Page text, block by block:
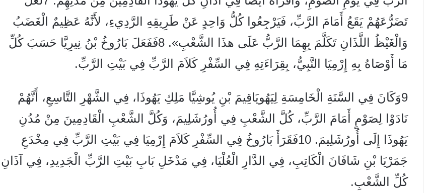
تَضَرُّعَهُمْ يَقَعُ أَمَامَ الرَّبِّ، فَيَرْجِعُوا كُلُّ وَاحِدٍ عَنْ طَرِيقِهِ الرَّدِيءِ، لأَنَّهُ عَظِيمٌ الْغَضَبُ
وَالْغَيْظُ اللَّذَانِ تَكَلَّمَ بِهِمَا الرَّبُّ عَلَى هذَا الشَّعْبِ». 8فَفَعَلَ بَارُوخُ بْنُ نِيرِيَّا حَسَبَ كُلِّ
مَا أَوْصَاهُ بِهِ إِرْمِيَا النَّبِيُّ، بِقِرَاءَتِهِ فِي السِّفْرِ كَلاَمَ الرَّبِّ فِي بَيْتِ الرَّبِّ.
9وَكَانَ فِي السَّنَةِ الْخَامِسَةِ لِيَهُويَاقِيمَ بْنِ يُوشِيَّا مَلِكِ يَهُوذَا، فِي الشَّهْرِ التَّاسِعِ، أَنَّهُمْ
نَادَوْا لِصَوْمٍ أَمَامَ الرَّبِّ، كُلَّ الشَّعْبِ فِي أُورُشَلِيمَ، وَكُلَّ الشَّعْبِ الْقَادِمِينَ مِنْ مُدُنِ
يَهُوذَا إِلَى أُورُشَلِيمَ. 10فَقَرَأَ بَارُوخُ فِي السِّفْرِ كَلاَمَ إِرْمِيَا فِي بَيْتِ الرَّبِّ فِي مِخْدَعِ
جَمَرْيَا بْنِ شَافَانَ الْكَاتِبِ، فِي الدَّارِ الْعُلْيَا، فِي مَدْخَلِ بَابِ بَيْتِ الرَّبِّ الْجَدِيدِ، فِي آذَانِ
كُلِّ الشَّعْبِ.